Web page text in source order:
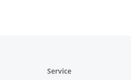
Service